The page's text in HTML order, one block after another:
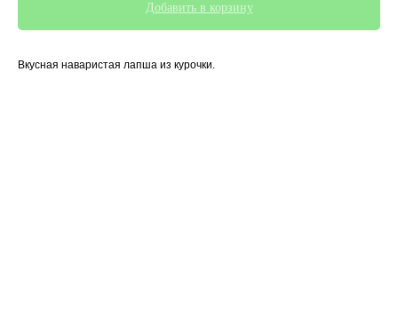
Добавить в корзину
Вкусная наваристая лапша из курочки.